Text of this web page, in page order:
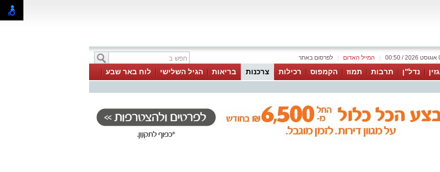
לפרסום באתר המייל האדום
נדל"ן תרבות תמוז הקמפוס רכילות צרכנות בריאות הגיל השלישי
לוח באר שבע